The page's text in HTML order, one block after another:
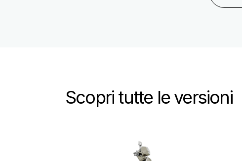
Scopri tutte le versioni